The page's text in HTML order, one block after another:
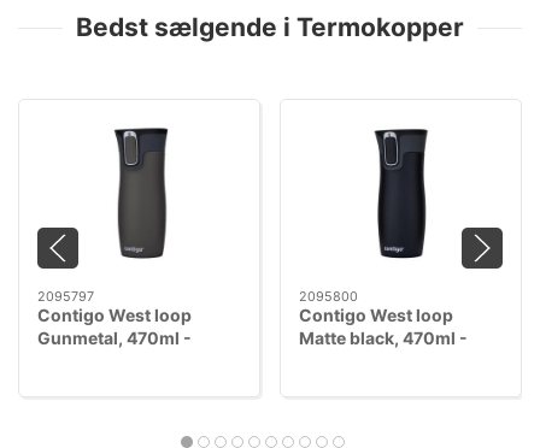
Bedst sælgende i Termokopper
2095797
Contigo West loop
Gunmetal, 470ml -
2095800
Contigo West loop
Matte black, 470ml -